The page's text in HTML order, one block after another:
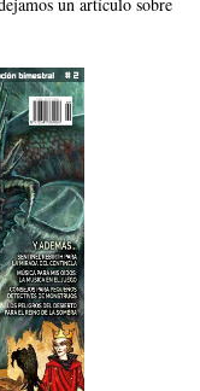
un artículo sobre